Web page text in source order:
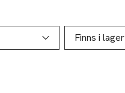
Finns i lager